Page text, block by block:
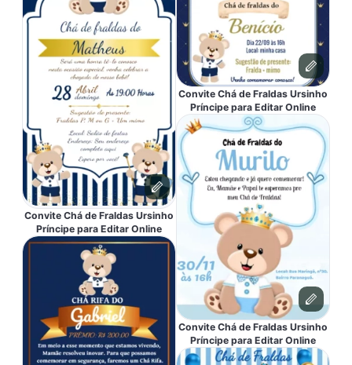
Convite Chá de Fraldas Ursinho
Príncipe para Editar Online
Convite Chá de Fraldas Ursinho
Príncipe para Editar Online
Convite Chá de Fraldas Ursinho
Príncipe para Editar Online